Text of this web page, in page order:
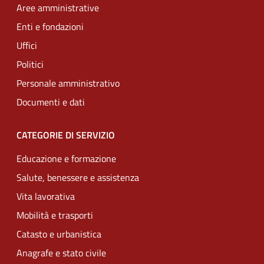
Aree amministrative
Enti e fondazioni
Uffici
Politici
Personale amministrativo
Documenti e dati
CATEGORIE DI SERVIZIO
Educazione e formazione
Salute, benessere e assistenza
Vita lavorativa
Mobilità e trasporti
Catasto e urbanistica
Anagrafe e stato civile